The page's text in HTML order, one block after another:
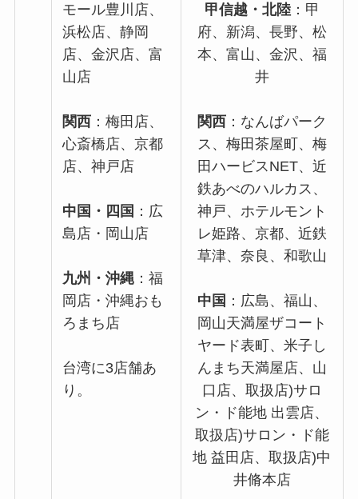
モール豊川店、
浜松店、静岡
店、金沢店、富
山店
関西 ：梅田店、
心斎橋店、京都
店、神戸店
中国・四国 ：広
島店・岡山店
九州・沖縄 ：福
岡店・沖縄おも
ろまち店
台湾に3店舗あ
り。
甲信越・北陸：甲
府、新潟、長野、松
本、富山、金沢、福
井
関西：なんばパーク
ス、梅田茶屋町、梅
田ハービスNET、近
鉄あべのハルカス、
神戸、ホテルモント
レ姫路、京都、近鉄
草津、奈良、和歌山
中国 ：広島、福山、
岡山天満屋ザコート
ヤード表町、米子し
んまち天満屋店、山
口店、取扱店)サロ
ン・ド能地 出雲店、
取扱店)サロン・ド能
地 益田店、取扱店)中
井脩本店